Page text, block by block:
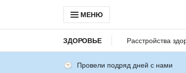
МЕНЮ
ЗДОРОВЬЕ Расстройства
Провели подряд дней с нами